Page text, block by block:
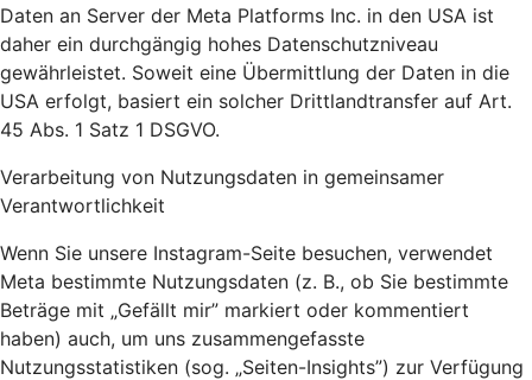
Daten an Server der Meta Platforms Inc. in den USA ist
daher ein durchgängig hohes Datenschutzniveau
gewährleistet. Soweit eine Übermittlung der Daten in die
USA erfolgt, basiert ein solcher Drittlandtransfer auf Art.
45 Abs. 1 Satz 1 DSGVO.
Verarbeitung von Nutzungsdaten in gemeinsamer
Verantwortlichkeit
Wenn Sie unsere Instagram-Seite besuchen, verwendet
Meta bestimmte Nutzungsdaten (z. B., ob Sie bestimmte
Beträge mit „Gefällt mir” markiert oder kommentiert
haben) auch, um uns zusammengefasste
Nutzungsstatistiken (sog. „Seiten-Insights”) zur Verfügung